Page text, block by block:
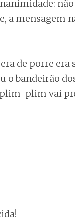
a mensagem
de porre
o bandeirão
plim-plim vai